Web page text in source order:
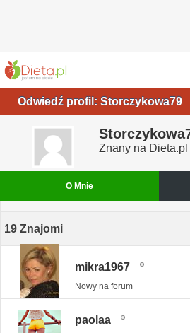
Odwiedź profil: Storczykowa79
Znany na Dieta.pl
O Mnie
19 Znajomi
mikra1967
Nowy na forum
paolaa